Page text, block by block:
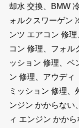
却水 交換、BMW
ォルクスワーゲン
ンツ エアコン 修
コン 修理、フォル
ッション 修理、ベ
ン 修理、アウディ
ミッション 修理、
ンジン かからない
ィ エンジン かか